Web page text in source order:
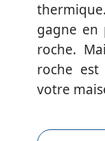
gagne en
roche.
roche
votre